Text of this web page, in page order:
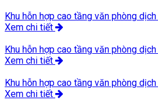
Khu hỗn hợp cao tầng văn phòng
Xem chi tiết
Khu hỗn hợp cao tầng văn phòng
Xem chi tiết
Khu hỗn hợp cao tầng văn phòng
Xem chi tiết